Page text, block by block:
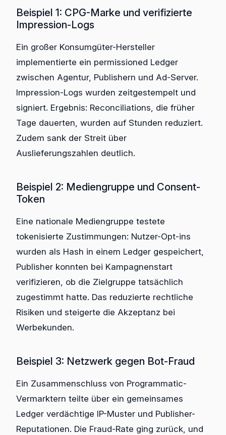
Beispiel 1: CPG-Marke und verifizierte
Impression-Logs
Ein großer Konsumgüter-Hersteller
implementierte ein permissioned Ledger
zwischen Agentur, Publishern und Ad-Server.
Impression-Logs wurden zeitgestempelt und
signiert. Ergebnis: Reconciliations, die früher
Tage dauerten, wurden auf Stunden reduziert.
Zudem sank der Streit über
Auslieferungszahlen deutlich.
Beispiel 2: Mediengruppe und Consent-
Token
Eine nationale Mediengruppe testete
tokenisierte Zustimmungen: Nutzer-Opt-ins
wurden als Hash in einem Ledger gespeichert,
Publisher konnten bei Kampagnenstart
verifizieren, ob die Zielgruppe tatsächlich
zugestimmt hatte. Das reduzierte rechtliche
Risiken und steigerte die Akzeptanz bei
Werbekunden.
Beispiel 3: Netzwerk gegen Bot-Fraud
Ein Zusammenschluss von Programmatic-
Vermarktern teilte über ein gemeinsames
Ledger verdächtige IP-Muster und Publisher-
Reputationen. Die Fraud-Rate ging zurück, und